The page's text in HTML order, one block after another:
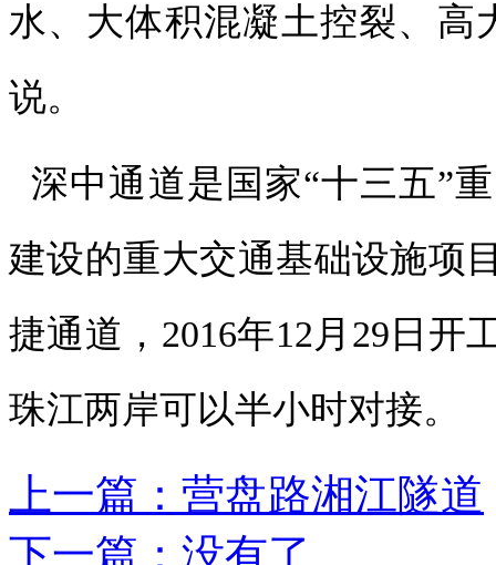
水、大体积混凝土控裂、高
说。
深中通道是国家“十三五”
建设的重大交通基础设施项
捷通道，2016年12月29日开
珠江两岸可以半小时对接。
上一篇： 营盘路湘江隧道
下一篇：没有了